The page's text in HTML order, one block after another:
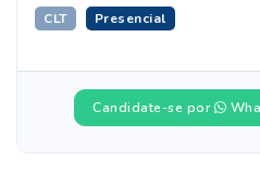
CLT Presencial
Candidate-se por